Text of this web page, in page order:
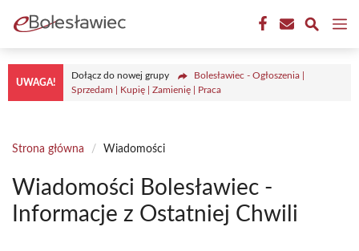
treści
UWAGA!
Dołącz do nowej grupy
Bolesławiec - Ogłoszenia |
Sprzedam | Kupię | Zamienię | Praca
Strona główna / Wiadomości
Wiadomości Bolesławiec -
Informacje z Ostatniej Chwili